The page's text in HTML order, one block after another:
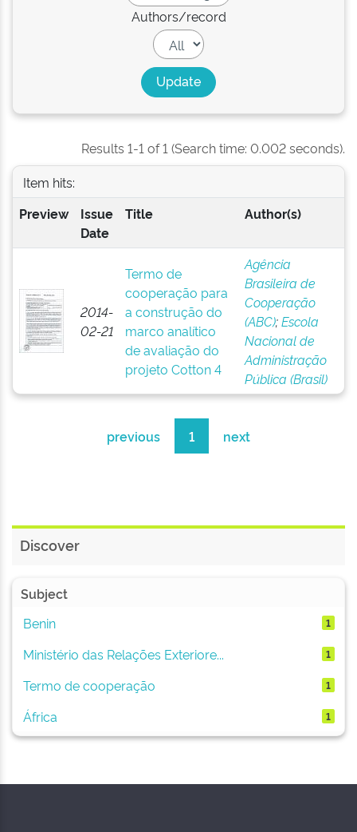
Authors/record
Results 1-1 of 1 (Search time: 0.002 seconds).
Item hits:
Preview
Issue
Date
Title Author(s)
2014-
02-21
Termo de
cooperação para
a construção do
marco analítico
de avaliação do
projeto Cotton 4
Agência
Brasileira de
Cooperação
(ABC);Escola
Nacional de
Administração
Pública (Brasil)
previous 1 next
Discover
Subject
Benin
1
Ministério das Relações Exteriore... 1
Termo de cooperação 1
África 1